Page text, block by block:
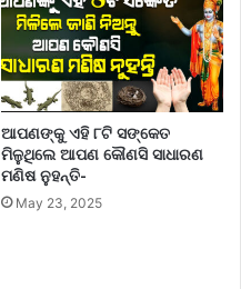
ଆପଣଙ୍କୁ ଏହି ୮ଟି ସଙ୍କେତ
ମିଳୁଥିଲେ ଆପଣ କୌଣସି ସାଧାରଣ
ମଣିଷ ନୁହନ୍ତି-
May 23, 2025